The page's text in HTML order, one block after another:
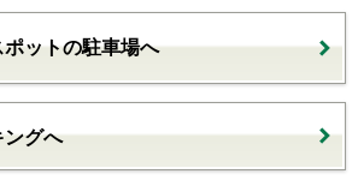
ットの駐車場へ
ングへ